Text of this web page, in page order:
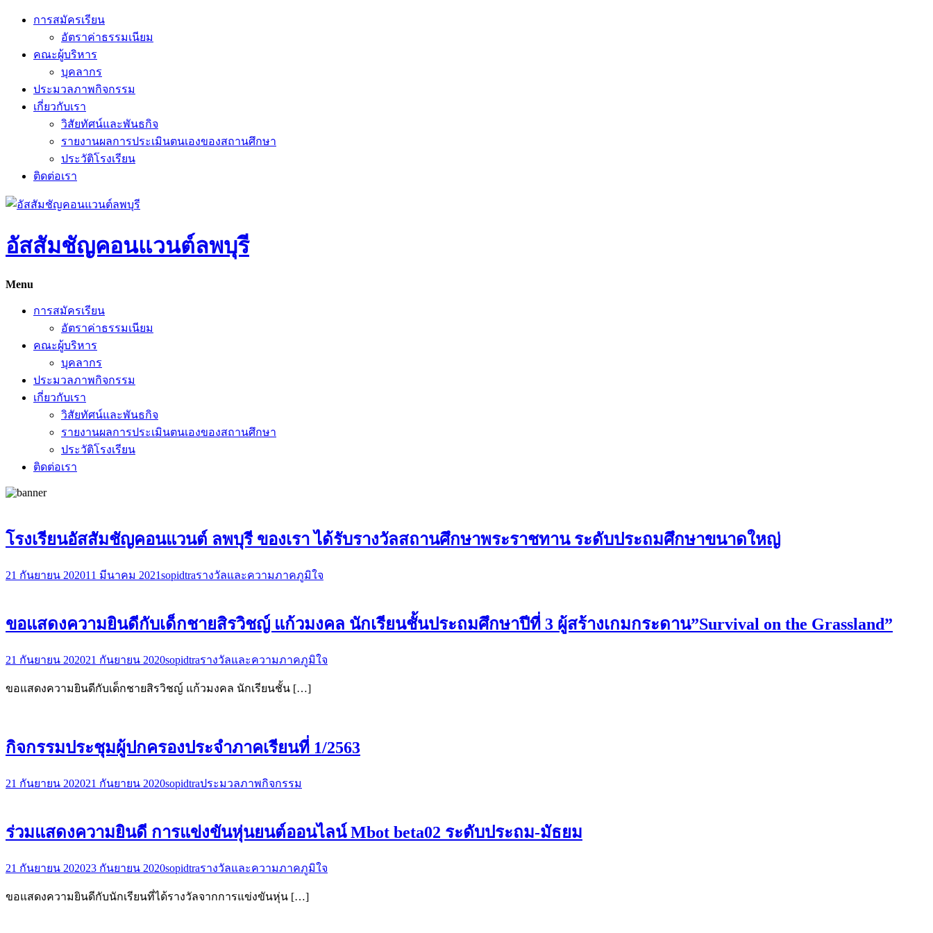
Skip
การสมัครเรียน
อัตราค่าธรรมเนียม
คณะผู้บริหาร
บุคลากร
ประมวลภาพกิจกรรม
เกี่ยวกับเรา
วิสัยทัศน์และพันธกิจ
รายงานผลการประเมินตนเองของสถานศึกษา
ประวัติโรงเรียน
ติดต่อเรา
อัสสัมชัญคอนแวนต์ลพบุรี
Menu
การสมัครเรียน
อัตราค่าธรรมเนียม
คณะผู้บริหาร
บุคลากร
ประมวลภาพกิจกรรม
เกี่ยวกับเรา
วิสัยทัศน์และพันธกิจ
รายงานผลการประเมินตนเองของสถานศึกษา
ประวัติโรงเรียน
ติดต่อเรา
โรงเรียนอัสสัมชัญคอนแวนต์ ลพบุรี ของเรา ได้รับรางวัลสถานศึกษาพระราชทาน ระดับประถมศึกษาขนาดใหญ่
21 กันยายน 202011 มีนาคม 2021sopidtraรางวัลและความภาคภูมิใจ
ขอแสดงความยินดีกับเด็กชายสิรวิชญ์ แก้วมงคล นักเรียนชั้นประถมศึกษาปีที่ 3 ผู้สร้างเกมกระดาน”Survival on the Grassland”
21 กันยายน 202021 กันยายน 2020sopidtraรางวัลและความภาคภูมิใจ
ขอแสดงความยินดีกับเด็กชายสิรวิชญ์ แก้วมงคล นักเรียนชั้น […]
กิจกรรมประชุมผู้ปกครองประจำภาคเรียนที่ 1/2563
21 กันยายน 202021 กันยายน 2020sopidtraประมวลภาพกิจกรรม
ร่วมแสดงความยินดี การแข่งขันหุ่นยนต์ออนไลน์ Mbot beta02 ระดับประถม-มัธยม
21 กันยายน 202023 กันยายน 2020sopidtraรางวัลและความภาคภูมิใจ
ขอแสดงความยินดีกับนักเรียนที่ได้รางวัลจากการแข่งขันหุ่น […]